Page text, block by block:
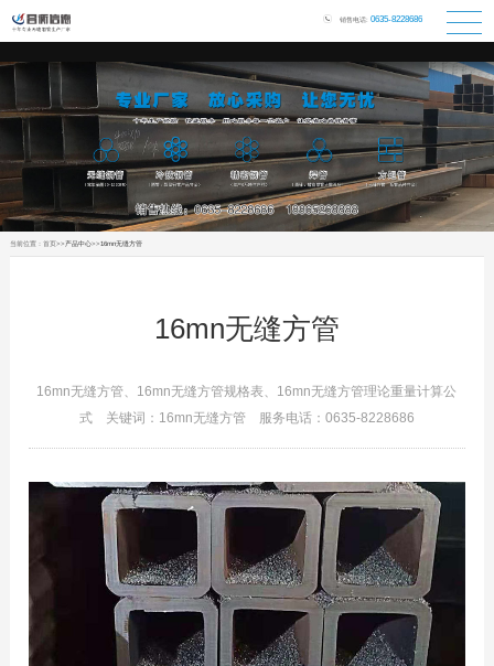
丝瓜成人污视频,丝瓜影视污版,丝瓜视频二维码APP,丝瓜视频污污下载
销售电话: 0635-8228686
当前位置： 首页>>产品中心>>16mn无缝方管
16mn无缝方管
16mn无缝方管、16mn无缝方管规格表、16mn无缝方管理论重量计算公
式 关键词： 16mn无缝方管 服务电话：0635-8228686